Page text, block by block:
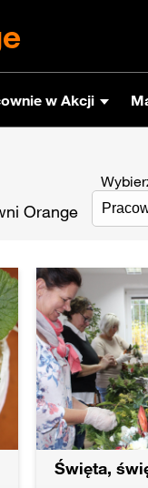
w Akcji
Orange
Święta,